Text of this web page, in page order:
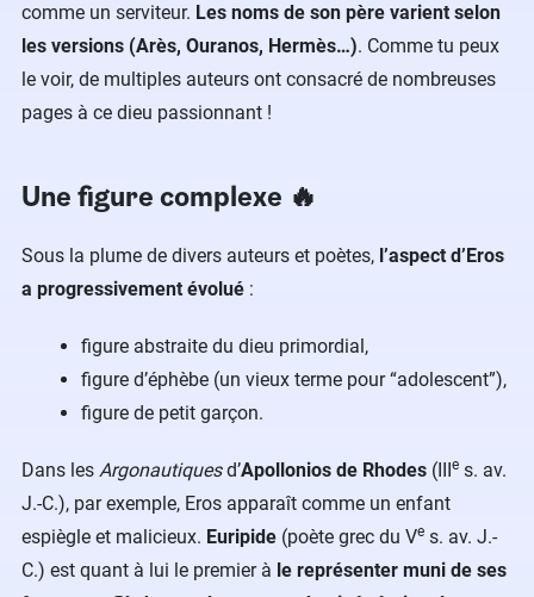
comme un serviteur. Les noms de son père varient selon
les versions (Arès, Ouranos, Hermès…). Comme tu peux
le voir, de multiples auteurs ont consacré de nombreuses
pages à ce dieu passionnant !
Une figure complexe 🔥
Sous la plume de divers auteurs et poètes, l’aspect d’Eros
a progressivement évolué :
figure abstraite du dieu primordial,
figure d’éphèbe (un vieux terme pour “adolescent”),
figure de petit garçon.
Dans les Argonautiquesd’Apollonios de Rhodes (IIIe s. av.
J.-C.), par exemple, Eros apparaît comme un enfant
espiègle et malicieux. Euripide (poète grec du Ve s. av. J.-
C.) est quant à lui le premier à le représenter muni de ses